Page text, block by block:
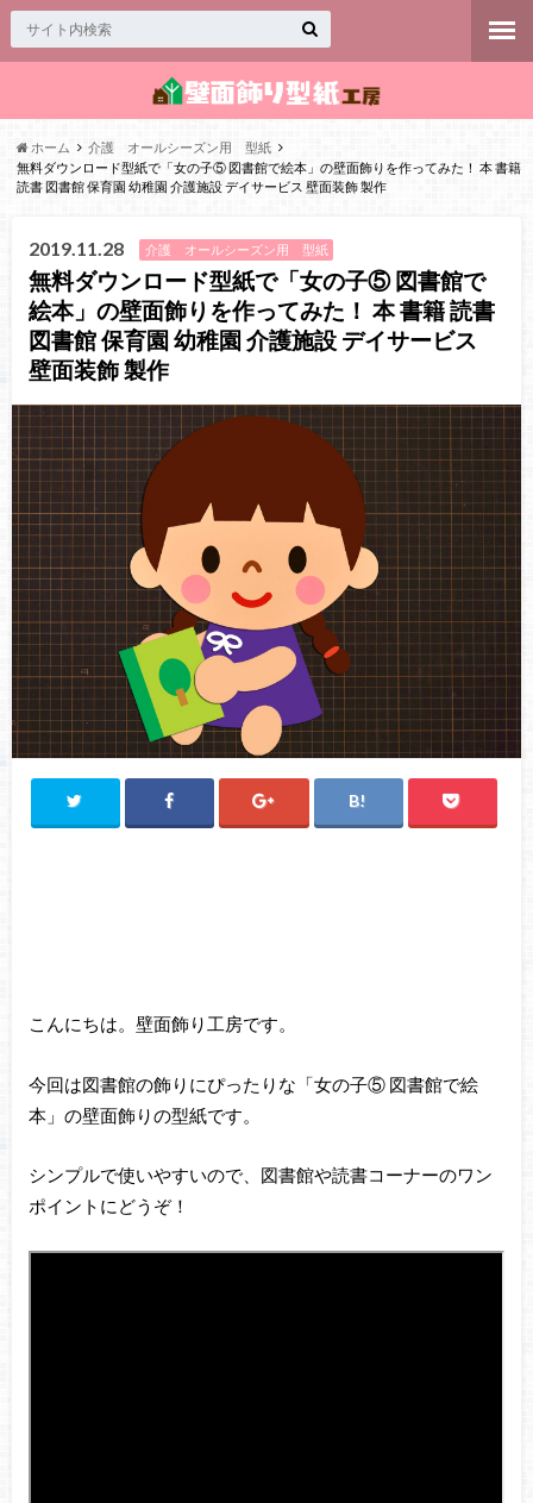
ホーム
介護 オールシーズン用 型紙
無料ダウンロード型紙で「女の子⑤ 図書館で絵本」の壁面飾りを作ってみた！ 本 書籍
読書 図書館 保育園 幼稚園 介護施設 デイサービス 壁面装飾 製作
2019.11.28 介護 オールシーズン用 型紙
無料ダウンロード型紙で「女の子⑤ 図書館で
絵本」の壁面飾りを作ってみた！ 本 書籍 読書
図書館 保育園 幼稚園 介護施設 デイサービス
壁面装飾 製作
こんにちは。壁面飾り工房です。
今回は図書館の飾りにぴったりな「女の子⑤ 図書館で絵
本」の壁面飾りの型紙です。
シンプルで使いやすいので、図書館や読書コーナーのワン
ポイントにどうぞ！